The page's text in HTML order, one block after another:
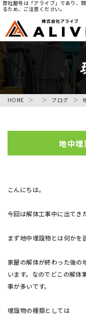
弊社屋号は「アライブ」であり、
るため、ご注意ください。
HOME ブログ
地中
こんにちは。
今回は解体工事中に出てき
まず地中埋設物とは何かを
家屋の解体が終わった後の
います。なのでどこの解体
事が多いです。
埋設物の種類としては